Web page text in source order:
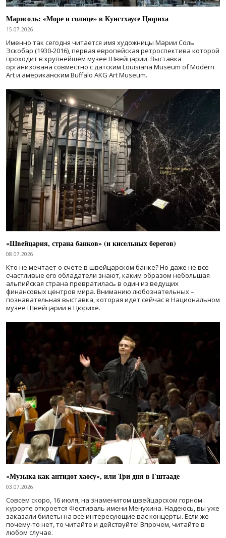
Марисоль: «Море и солнце» в Кунстхаусе Цюриха
15.07.2026
Именно так сегодня читается имя художницы Марии Соль
Эскобар (1930-2016), первая европейская ретроспектива которой
проходит в крупнейшем музее Швейцарии. Выставка
организована совместно с датским Louisiana Museum of Modern
Art и американским Buffalo AKG Art Museum.
«Швейцария, страна банков» (и кисельных берегов)
08.07.2026
Кто не мечтает о счете в швейцарском банке? Но даже не все
счастливые его обладатели знают, каким образом небольшая
альпийская страна превратилась в один из ведущих
финансовых центров мира. Вниманию любознательных –
познавательная выставка, которая идет сейчас в Национальном
музее Швейцарии в Цюрихе.
«Музыка как антидот хаосу», или Три дня в Гштааде
03.07.2026
Совсем скоро, 16 июля, на знаменитом швейцарском горном
курорте откроется Фестиваль имени Менухина. Надеюсь, вы уже
заказали билеты на все интересующие вас концерты. Если же
почему-то нет, то читайте и действуйте! Впрочем, читайте в
любом случае.